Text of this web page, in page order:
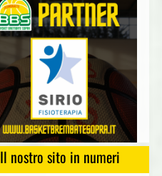
Il nostro sito in numeri